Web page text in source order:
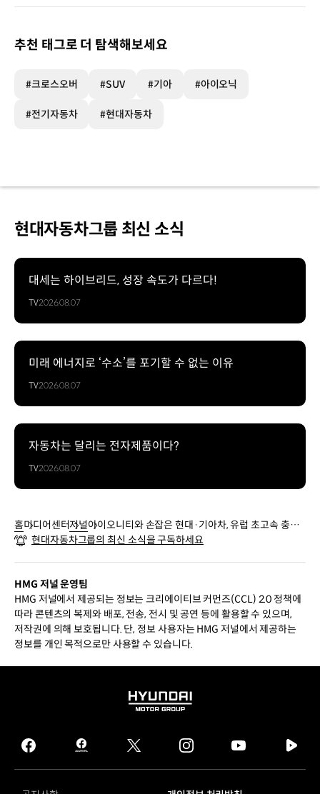
추천 태그로 더 탐색해보세요
#크로스오버 #SUV #기아 #아이오닉
#전기자동차 #현대자동차
현대자동차그룹 최신 소식
대세는 하이브리드, 성장 속도가 다르다!
TV2026.08.07
미래 에너지로 ‘수소’를 포기할 수 없는 이유
TV2026.08.07
자동차는 달리는 전자제품이다?
TV2026.08.07
홈미디어센터저널아이오니티와 손잡은 현대·기아차, 유럽 초고속 충전
인프라 구축 시동
현대자동차그룹의 최신 소식을 구독하세요
HMG 저널 운영팀
HMG 저널에서 제공되는 정보는 크리에이티브 커먼즈(CCL) 2.0 정책에
따라 콘텐츠의 복제와 배포, 전송, 전시 및 공연 등에 활용할 수 있으며,
저작권에 의해 보호됩니다. 단, 정보 사용자는 HMG 저널에서 제공하는
정보를 개인 목적으로만 사용할 수 있습니다.
HYUNDAI
GROUP
facebook
hmg
journal
twitter instagram
tv